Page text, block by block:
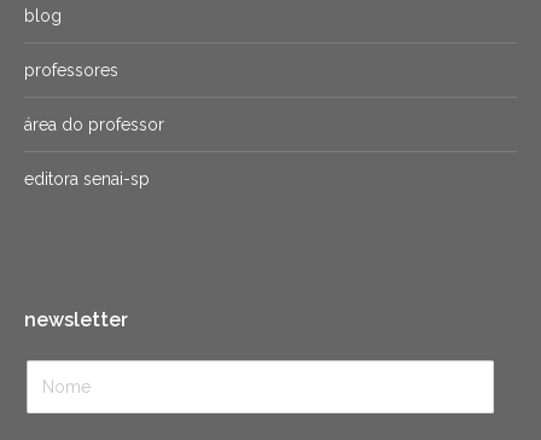
blog
professores
área do professor
editora senai-sp
newsletter